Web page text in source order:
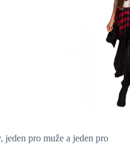
jeden pro muže a jeden pro